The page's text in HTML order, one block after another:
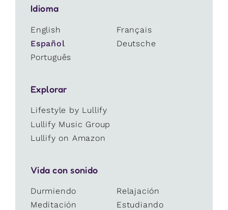
Idioma
English
Français
Español
Deutsche
Português
Explorar
Lifestyle by Lullify
Lullify Music Group
Lullify on Amazon
Vida con sonido
Durmiendo
Relajación
Meditación
Estudiando